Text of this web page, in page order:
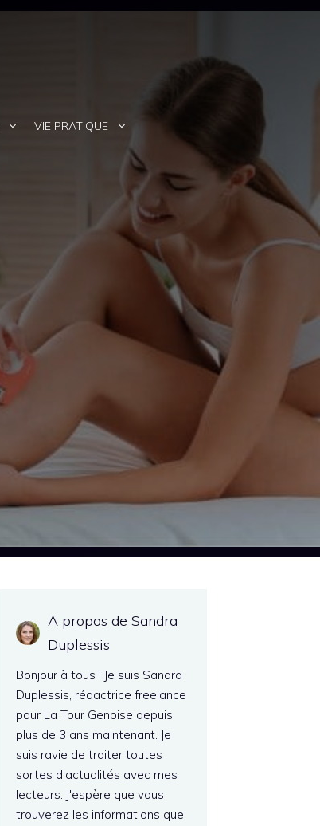
VIE PRATIQUE
A propos de Sandra
Duplessis
Bonjour à tous ! Je suis Sandra
Duplessis, rédactrice freelance
pour La Tour Genoise depuis
plus de 3 ans maintenant. Je
suis ravie de traiter toutes
sortes d'actualités avec mes
lecteurs. J'espère que vous
trouverez les informations que